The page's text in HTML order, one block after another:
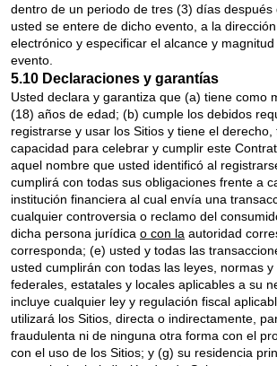
dentro de un periodo de tres (3) días después
usted se entere de dicho evento, a la
electrónico y especificar el alcance y
evento.
5.10 Declaraciones y garantías
Usted declara y garantiza que (a) tiene como
(18) años de edad; (b) cumple los debidos
registrarse y usar los Sitios y tiene el derecho,
capacidad para celebrar y cumplir este
aquel nombre que usted identificó al
cumplirá con todas sus obligaciones frente a
institución financiera al cual envía una
cualquier controversia o reclamo del
dicha persona jurídica o con la autoridad
corresponda; (e) usted y todas las
usted cumplirán con todas las leyes, normas
federales, estatales y locales aplicables a su
incluye cualquier ley y regulación fiscal
utilizará los Sitios, directa o indirectamente,
fraudulenta ni de ninguna otra forma con el
con el uso de los Sitios; y (g) su residencia